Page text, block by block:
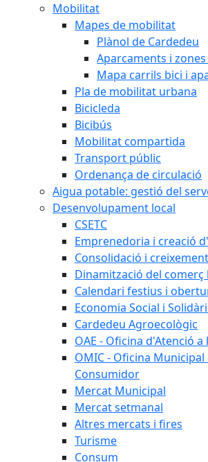
Mobilitat
Mapes de mobilitat
Plànol de Cardedeu
Aparcaments i
Mapa carrils bici i
Pla de mobilitat urbana
Bicicleda
Bicibús
Mobilitat compartida
Transport públic
Ordenança de circulació
Aigua potable: gestió del
Desenvolupament local
CSETC
Emprenedoria i creació
Consolidació i
Dinamització del comerç
Calendari festius i
Economia Social i
Cardedeu Agroecològic
OAE - Oficina d'Atenció a
OMIC - Oficina
Consumidor
Mercat Municipal
Mercat setmanal
Altres mercats i fires
Turisme
Consum